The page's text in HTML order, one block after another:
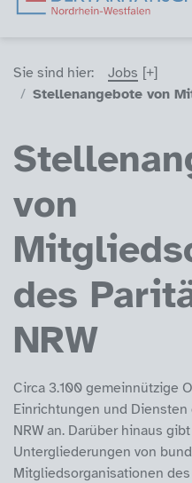
Sie sind hier (Breadcrumb)
Sie sind hier:
Jobs
Stellenangebote von
von
des
NRW
Circa 3.100 gemeinnützige
Einrichtungen und
NRW an. Darüber hinaus
Untergliederungen von
Mitgliedsorganisationen